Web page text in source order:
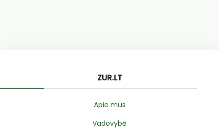
ZUR.LT
Apie mus
Vadovybė